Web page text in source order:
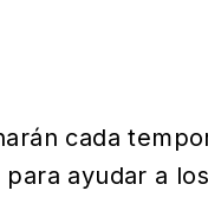
cada
ayudar a